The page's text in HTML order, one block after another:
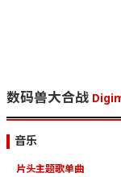
数码兽大合战
音乐
片头主题歌单曲